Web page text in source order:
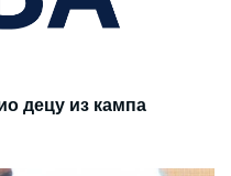
децу из кампа